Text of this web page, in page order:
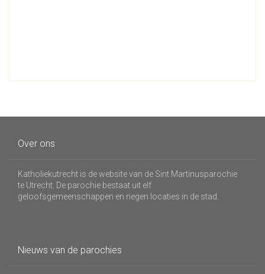
Over ons
Katholiekutrecht is de website van de Sint Martinusparochie
te Utrecht. De parochie bestaat uit elf
geloofsgemeenschappen en negen locaties in de stad.
Nieuws van de parochies